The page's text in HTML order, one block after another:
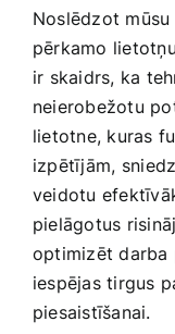
Noslēdzot
pērkamo
ir skaidrs, ka
neierobežotu
lietotne, kuras
izpētījām,⁢
veidotu
pielāgotus
optimizēt darba
iespējas tirgus​
piesaistīšanai.